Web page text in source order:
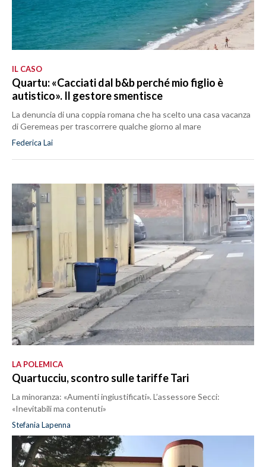
IL CASO
Quartu: «Cacciati dal b&b perché mio figlio è
autistico». Il gestore smentisce
La denuncia di una coppia romana che ha scelto una casa vacanza
di Geremeas per trascorrere qualche giorno al mare
Federica Lai
LA POLEMICA
Quartucciu, scontro sulle tariffe Tari
La minoranza: «Aumenti ingiustificati». L’assessore Secci:
«Inevitabili ma contenuti»
Stefania Lapenna